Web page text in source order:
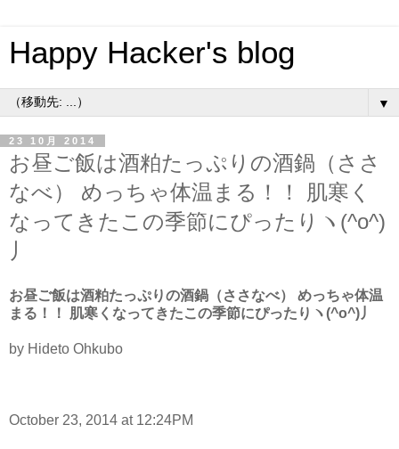
Happy Hacker's blog
▼
23 10月 2014
お昼ご飯は酒粕たっぷりの酒鍋（ささ
なべ） めっちゃ体温まる！！ 肌寒く
なってきたこの季節にぴったりヽ(^o^)
丿
お昼ご飯は酒粕たっぷりの酒鍋（ささなべ） めっちゃ体温
まる！！ 肌寒くなってきたこの季節にぴったりヽ(^o^)丿
by Hideto Ohkubo
October 23, 2014 at 12:24PM